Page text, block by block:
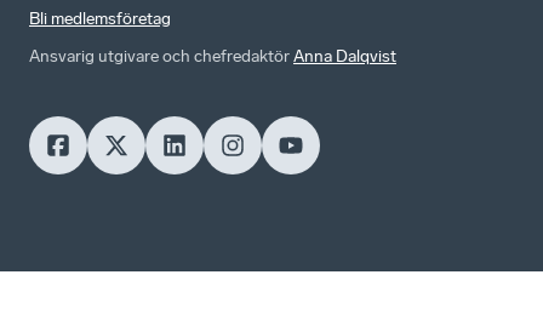
Bli medlemsföretag
Ansvarig utgivare och chefredaktörAnna Dalqvist